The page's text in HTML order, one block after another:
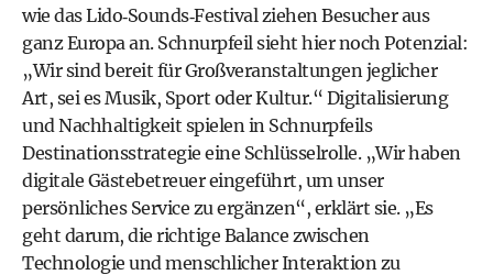
wie das Lido‑Sounds‑Festival ziehen Besucher aus
ganz Europa an. Schnurpfeil sieht hier noch Potenzial:
„Wir sind bereit für Großveranstaltungen jeglicher
Art, sei es Musik, Sport oder Kultur.“ Digitalisierung
und Nachhaltigkeit spielen in Schnurpfeils
Destinationsstrategie eine Schlüsselrolle. „Wir haben
digitale Gästebetreuer eingeführt, um unser
persönliches Service zu ergänzen“, erklärt sie. „Es
geht darum, die richtige Balance zwischen
Technologie und menschlicher Interaktion zu